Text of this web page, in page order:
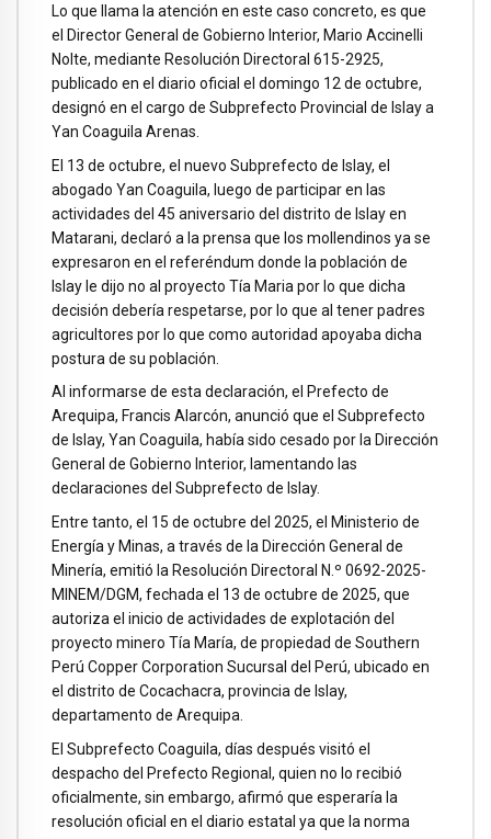
Lo que llama la atención en este caso concreto, es que
el Director General de Gobierno Interior, Mario Accinelli
Nolte, mediante Resolución Directoral 615-2925,
publicado en el diario oficial el domingo 12 de octubre,
designó en el cargo de Subprefecto Provincial de Islay a
Yan Coaguila Arenas.
El 13 de octubre, el nuevo Subprefecto de Islay, el
abogado Yan Coaguila, luego de participar en las
actividades del 45 aniversario del distrito de Islay en
Matarani, declaró a la prensa que los mollendinos ya se
expresaron en el referéndum donde la población de
Islay le dijo no al proyecto Tía Maria por lo que dicha
decisión debería respetarse, por lo que al tener padres
agricultores por lo que como autoridad apoyaba dicha
postura de su población.
Al informarse de esta declaración, el Prefecto de
Arequipa, Francis Alarcón, anunció que el Subprefecto
de Islay, Yan Coaguila, había sido cesado por la Dirección
General de Gobierno Interior, lamentando las
declaraciones del Subprefecto de Islay.
Entre tanto, el 15 de octubre del 2025, el Ministerio de
Energía y Minas, a través de la Dirección General de
Minería, emitió la Resolución Directoral N.º 0692-2025-
MINEM/DGM, fechada el 13 de octubre de 2025, que
autoriza el inicio de actividades de explotación del
proyecto minero Tía María, de propiedad de Southern
Perú Copper Corporation Sucursal del Perú, ubicado en
el distrito de Cocachacra, provincia de Islay,
departamento de Arequipa.
El Subprefecto Coaguila, días después visitó el
despacho del Prefecto Regional, quien no lo recibió
oficialmente, sin embargo, afirmó que esperaría la
resolución oficial en el diario estatal ya que la norma